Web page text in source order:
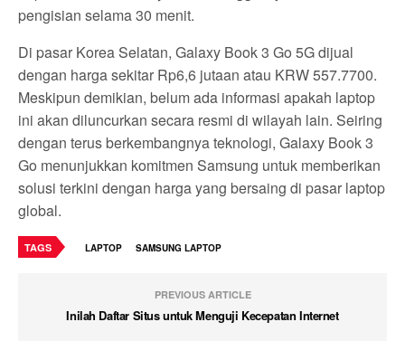
pengisian selama 30 menit.
Di pasar Korea Selatan, Galaxy Book 3 Go 5G dijual
dengan harga sekitar Rp6,6 jutaan atau KRW 557.7700.
Meskipun demikian, belum ada informasi apakah laptop
ini akan diluncurkan secara resmi di wilayah lain. Seiring
dengan terus berkembangnya teknologi, Galaxy Book 3
Go menunjukkan komitmen Samsung untuk memberikan
solusi terkini dengan harga yang bersaing di pasar laptop
global.
TAGS LAPTOP SAMSUNG LAPTOP
PREVIOUS ARTICLE
Inilah Daftar Situs untuk Menguji Kecepatan Internet